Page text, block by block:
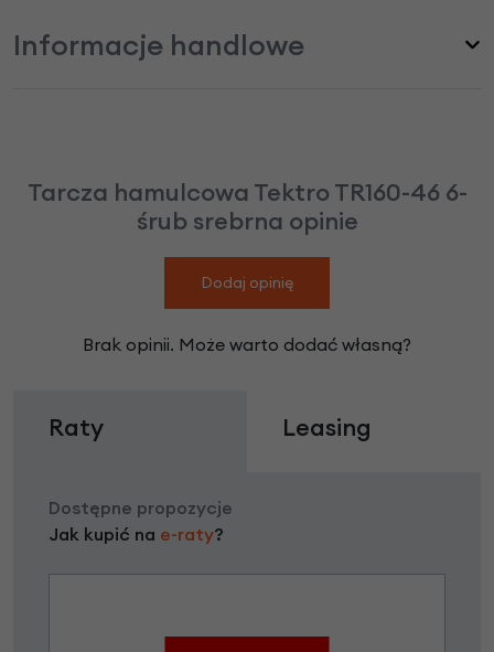
Informacje handlowe
Tarcza hamulcowa Tektro TR160-46 6-
śrub srebrna opinie
Dodaj opinię
Brak opinii. Może warto dodać własną?
Raty Leasing
Dostępne propozycje
Jak kupić na e-raty?